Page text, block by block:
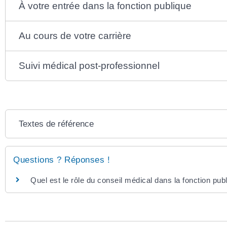
À votre entrée dans la fonction publique
Au cours de votre carrière
Suivi médical post-professionnel
Textes de référence
Questions ? Réponses !
Quel est le rôle du conseil médical dans la fonction